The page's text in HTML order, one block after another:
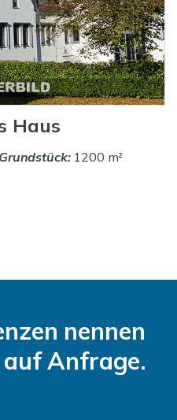
Haus
Grundstück:1200 m²
nennen
Anfrage.